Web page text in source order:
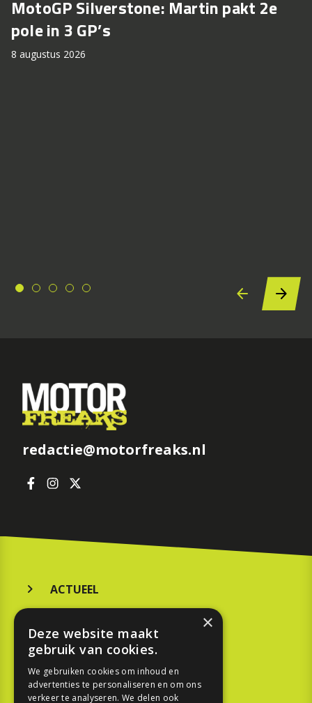
MotoGP Silverstone: Martin pakt 2e
pole in 3 GP’s
8 augustus 2026
redactie@motorfreaks.nl
ACTUEEL
KOOPGIDS
TESTEN
×
Deze website maakt
gebruik van cookies.
We gebruiken cookies om inhoud en
advertenties te personaliseren en om ons
verkeer te analyseren. We delen ook